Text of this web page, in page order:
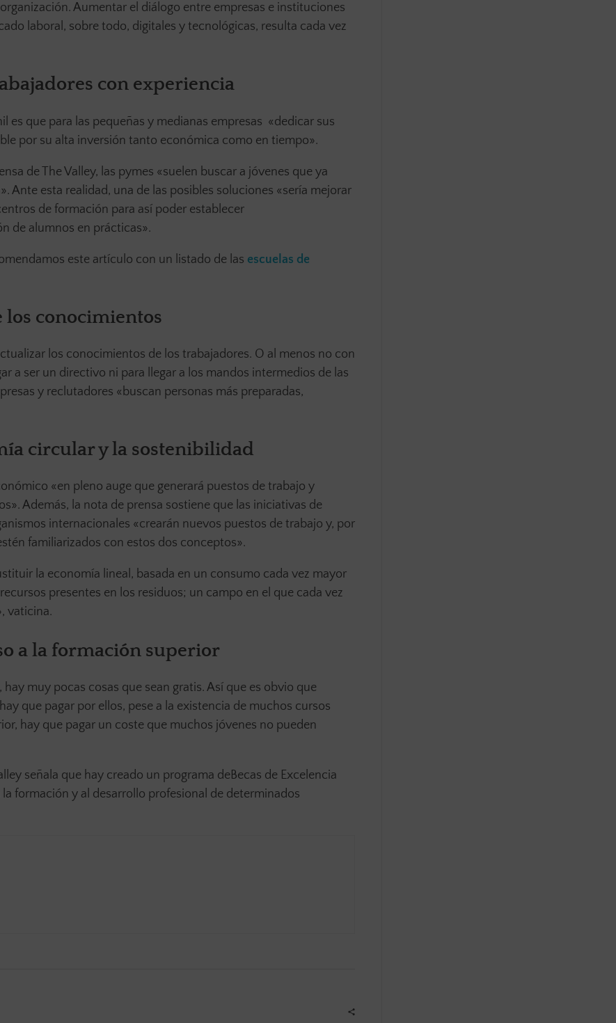
Aumentar el diálogo entre empresas e instituciones
laboral, sobre todo, digitales y tecnológicas, resulta cada vez
con experiencia
es que para las pequeñas y medianas empresas «dedicar sus
por su alta inversión tanto económica como en tiempo».
de The Valley, las pymes «suelen buscar a jóvenes que ya
Ante esta realidad, una de las posibles soluciones «sería mejorar
de formación para así poder establecer
de alumnos en prácticas».
este artículo con un listado de las escuelas de
los conocimientos
los conocimientos de los trabajadores. O al menos no con
a ser un directivo ni para llegar a los mandos intermedios de las
y reclutadores «buscan personas más preparadas,
circular y la sostenibilidad
«en pleno auge que generará puestos de trabajo y
Además, la nota de prensa sostiene que las iniciativas de
internacionales «crearán nuevos puestos de trabajo y, por
familiarizados con estos dos conceptos».
la economía lineal, basada en un consumo cada vez mayor
presentes en los residuos; un campo en el que cada vez
vaticina.
a la formación superior
muy pocas cosas que sean gratis. Así que es obvio que
que pagar por ellos, pese a la existencia de muchos cursos
hay que pagar un coste que muchos jóvenes no pueden
señala que hay creado un programa deBecas de Excelencia
formación y al desarrollo profesional de determinados